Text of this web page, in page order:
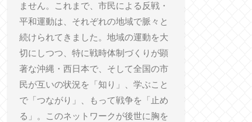
ません。これまで、市民による反戦・
平和運動は、それぞれの地域で脈々と
続けられてきました。地域の運動を大
切にしつつ、特に戦時体制づくりが顕
著な沖縄・西日本で、そして全国の市
民が互いの状況を「知り」、学ぶこと
で「つながり」、もって戦争を「止め
る」。このネットワークが後世に胸を